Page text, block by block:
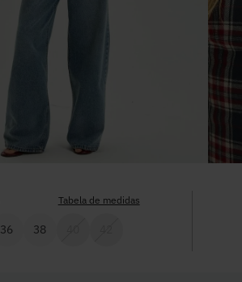
36 38
Tabela de medidas
6 º
7 º